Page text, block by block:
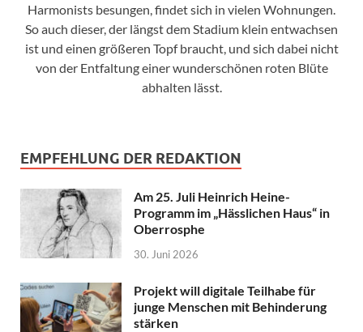
Harmonists besungen, findet sich in vielen Wohnungen.
So auch dieser, der längst dem Stadium klein entwachsen
ist und einen größeren Topf braucht, und sich dabei nicht
von der Entfaltung einer wunderschönen roten Blüte
abhalten lässt.
EMPFEHLUNG DER REDAKTION
Am 25. Juli Heinrich Heine-
Programm im „Hässlichen Haus“ in
Oberrosphe
30. Juni 2026
Projekt will digitale Teilhabe für
junge Menschen mit Behinderung
stärken